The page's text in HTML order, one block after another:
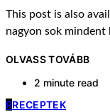
This post is also
nagyon sok mindent
OLVASS TOVÁBB
2 minute read
RRECEPTEK